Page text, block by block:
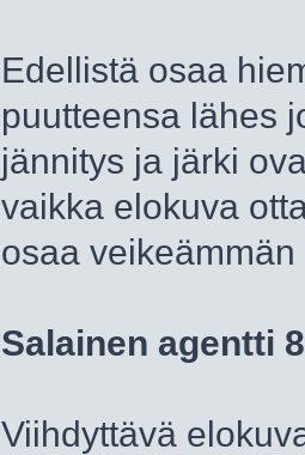
Edellistä osaa
puutteensa lähes
jännitys ja järki
vaikka elokuva
osaa
Salainen agentti
Viihdyttävä